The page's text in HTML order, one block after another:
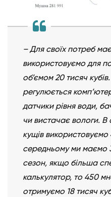
– Для своїх потреб
використовуємо для
об’ємом 20 тисяч
регулюється
датчики рівня води,
чи вистачає вологи.
кущів використовуємо
середньому ми маємо
сезон, якщо більша
калькулятор, то 450
отримуємо 18 тисяч